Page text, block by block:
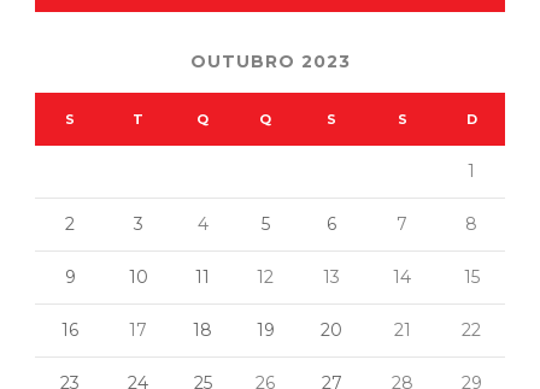
OUTUBRO 2023
S T Q Q S S D
1
2 3 4 5 6 7 8
9 10 11 12 13 14 15
16 17 18 19 20 21 22
23 24 25 26 27 28 29